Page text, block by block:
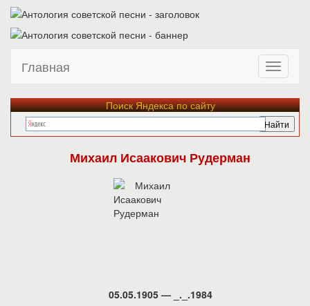
Главная
Поиск Яндекса по сайту
Михаил Исаакович Рудерман
05.05.1905 — _._.1984